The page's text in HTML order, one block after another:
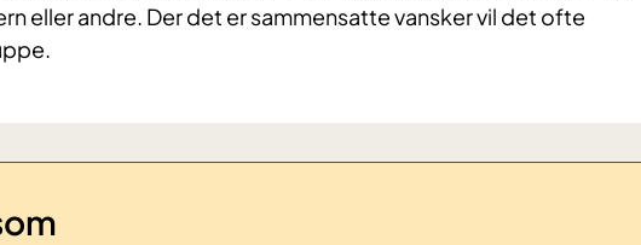
eller andre. Der det er sammensatte vansker vil det ofte